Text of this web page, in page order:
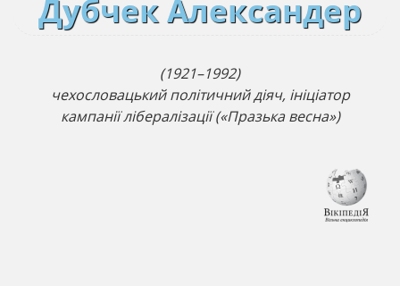
Дубчек Александер
(1921–1992)
чехословацький політичний діяч, ініціатор
кампанії лібералізації («Празька весна»)